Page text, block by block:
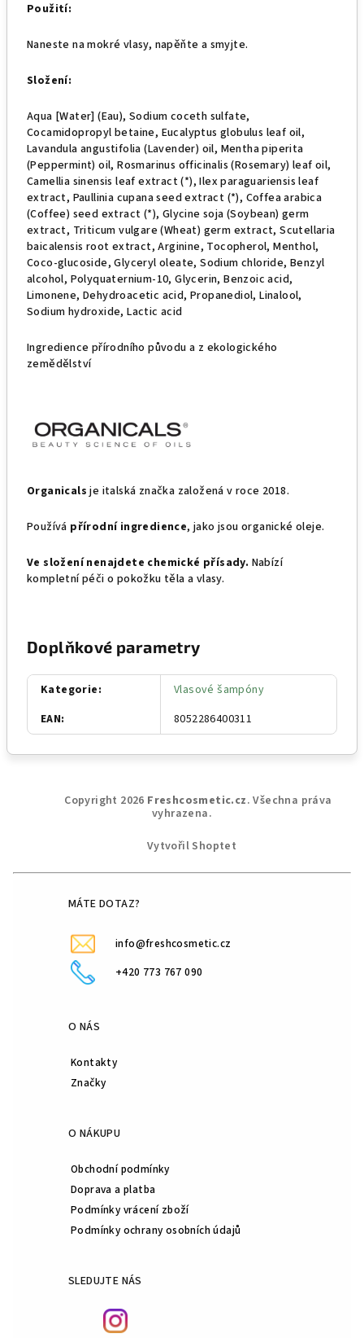
Použití:
Naneste na mokré vlasy, napěňte a smyjte.
Složení:
Aqua [Water] (Eau), Sodium coceth sulfate,
Cocamidopropyl betaine, Eucalyptus globulus leaf oil,
Lavandula angustifolia (Lavender) oil, Mentha piperita
(Peppermint) oil, Rosmarinus officinalis (Rosemary) leaf oil,
Camellia sinensis leaf extract (*), Ilex paraguariensis leaf
extract, Paullinia cupana seed extract (*), Coffea arabica
(Coffee) seed extract (*), Glycine soja (Soybean) germ
extract, Triticum vulgare (Wheat) germ extract, Scutellaria
baicalensis root extract, Arginine, Tocopherol, Menthol,
Coco-glucoside, Glyceryl oleate, Sodium chloride, Benzyl
alcohol, Polyquaternium-10, Glycerin, Benzoic acid,
Limonene, Dehydroacetic acid, Propanediol, Linalool,
Sodium hydroxide, Lactic acid
Ingredience přírodního původu a z ekologického
zemědělství
Organicalsje italská značka založená v roce 2018.
Používá přírodní ingredience, jako jsou organické oleje.
Ve složení nenajdete chemické přísady. Nabízí
kompletní péči o pokožku těla a vlasy.
Doplňkové parametry
Kategorie:
Vlasové šampóny
EAN: 8052286400311
Copyright 2026 Freshcosmetic.cz. Všechna práva
vyhrazena.
Vytvořil Shoptet
MÁTE DOTAZ?
info@freshcosmetic.cz
+420 773 767 090
O NÁS
Kontakty
Značky
O NÁKUPU
Obchodní podmínky
Doprava a platba
Podmínky vrácení zboží
Podmínky ochrany osobních údajů
SLEDUJTE NÁS